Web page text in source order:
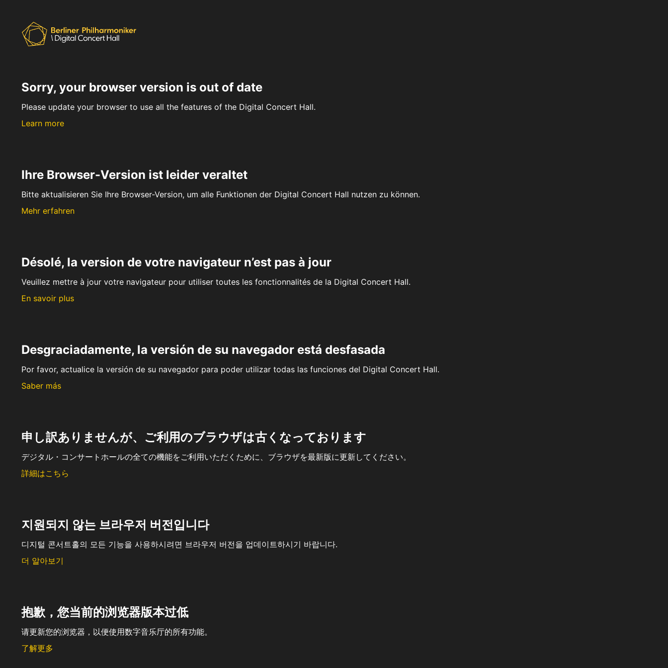
Sorry, your browser version is out of date
Please update your browser to use all the features of the Digital Concert Hall.
Learn more
Ihre Browser-Version ist leider veraltet
Bitte aktualisieren Sie Ihre Browser-Version, um alle Funktionen der Digital Concert Hall nutzen zu können.
Mehr erfahren
Désolé, la version de votre navigateur n’est pas à jour
Veuillez mettre à jour votre navigateur pour utiliser toutes les fonctionnalités de la Digital Concert Hall.
En savoir plus
Desgraciadamente, la versión de su navegador está desfasada
Por favor, actualice la versión de su navegador para poder utilizar todas las funciones del Digital Concert Hall.
Saber más
申し訳ありませんが、ご利用のブラウザは古くなっております
デジタル・コンサートホールの全ての機能をご利用いただくために、ブラウザを最新版に更新してください。
詳細はこちら
지원되지 않는 브라우저 버전입니다
디지털 콘서트홀의 모든 기능을 사용하시려면 브라우저 버전을 업데이트하시기 바랍니다.
더 알아보기
抱歉，您当前的浏览器版本过低
请更新您的浏览器，以便使用数字音乐厅的所有功能。
了解更多